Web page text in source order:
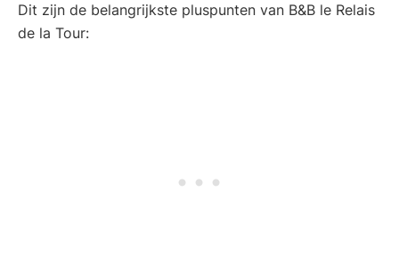
Dit zijn de belangrijkste pluspunten van B&B le Relais
de la Tour: